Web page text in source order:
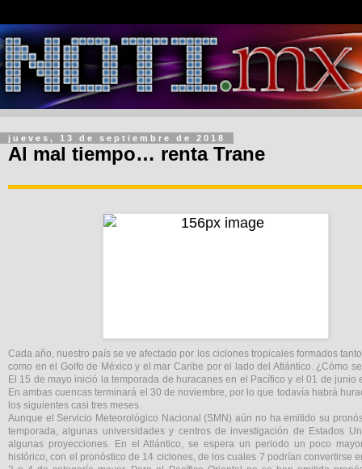
jueves, 13 de septiembre de 2018
Al mal tiempo… renta Trane
Cada año, nuestro país se ve afectado por los ciclones tropicales formados
como en el Golfo de México y el mar Caribe por el lado del Atlántico. ¿Cómo
El 15 de mayo inició la temporada de huracanes en el Pacífico y el 01 de junio
En ambas cuencas terminará el 30 de noviembre, por lo que todavía habrá
los siguientes casi tres meses.
Aunque el Servicio Meteorológico Nacional (SMN) aún no ha emitido su
temporada, algunas universidades y centros de investigación de Estados
algunas proyecciones. En el Atlántico, se espera un periodo un poco
histórico, con el pronóstico de 14 ciclones, de los cuales 7 podrían convertirse